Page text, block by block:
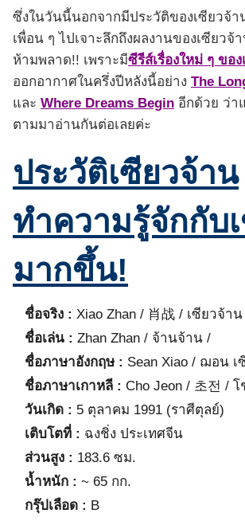
ซึ่งในวันนี้นอกจากมีประวัติของเซียวจ้า
เพื่อน ๆ ไปเจาะลึกถึงผลงานของเซียวจ้
ห้ามพลาด!! เพราะมีซีรีส์เรื่องใหม่ ๆ ขอ
ออกอากาศในครึ่งปีหลังนี้อย่าง The
และ Where Dreams Begin อีกด้วย ว่า
ตามมาอ่านกันต่อเลยค่ะ
ประวัติเซียวจ้าน
ทำความรู้จักกับ
มากขึ้น!
ชื่อจริง : Xiao Zhan / 肖战 / เซียวจ้าน
ชื่อเล่น : Zhan Zhan / จ้านจ้าน /
ชื่อภาษาอังกฤษ : Sean Xiao / ฌอน เ
ชื่อภาษาเกาหลี : Cho Jeon / 초전 /
วันเกิด : 5 ตุลาคม 1991 (ราศีตุลย์)
เติบโตที่ : ฉงชิ่ง ประเทศจีน
ส่วนสูง : 183.6 ซม.
น้ำหนัก : ~ 65 กก.
กรุ๊ปเลือด : B